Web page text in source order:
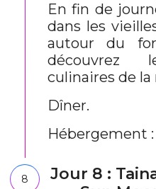
En fin de
dans les
autour du
découvrez
culinaires de la
Dîner.
Hébergement
8
Jour 8 :